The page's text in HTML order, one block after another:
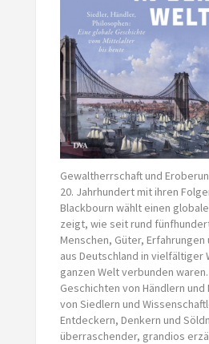
Gewaltherrschaft und
20. Jahrhundert mit ihren
Blackbourn wählt einen
zeigt, wie seit rund
Menschen, Güter, Erfahrungen
aus Deutschland in vielfältiger
ganzen Welt verbunden
Geschichten von Händlern und
von Siedlern und
Entdeckern, Denkern und
überraschender, grandios